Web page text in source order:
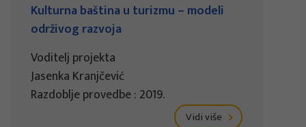
Kulturna baština u turizmu – modeli
održivog razvoja
Voditelj projekta
Jasenka Kranjčević
Razdoblje provedbe : 2019.
Vidi više